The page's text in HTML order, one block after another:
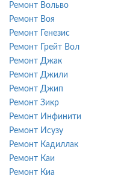
Ремонт Вольво
Ремонт Воя
Ремонт Генезис
Ремонт Грейт Вол
Ремонт Джак
Ремонт Джили
Ремонт Джип
Ремонт Зикр
Ремонт Инфинити
Ремонт Исузу
Ремонт Кадиллак
Ремонт Каи
Ремонт Киа